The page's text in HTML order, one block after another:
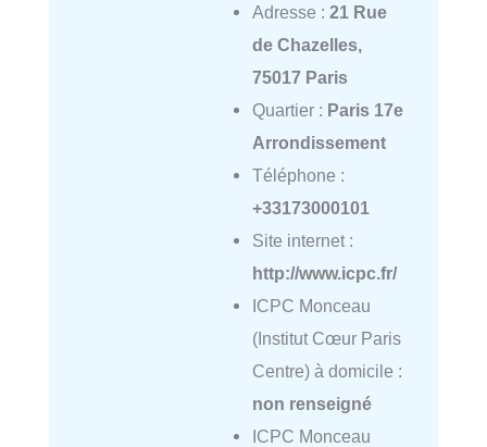
Adresse : 21 Rue
de Chazelles,
75017 Paris
Quartier : Paris 17e
Arrondissement
Téléphone :
+33173000101
Site internet :
http://www.icpc.fr/
ICPC Monceau
(Institut Cœur Paris
Centre) à domicile :
non renseigné
ICPC Monceau